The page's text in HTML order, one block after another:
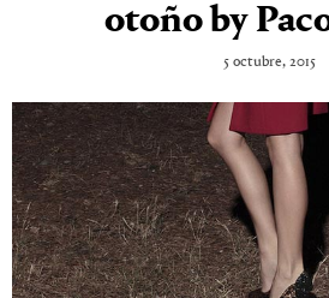
otoño by
5 octubre, 2015